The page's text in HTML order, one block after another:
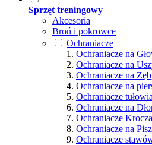
Sprzęt treningowy
Akcesoria
Broń i pokrowce
Ochraniacze
Ochraniacze na
Ochraniacze na
Ochraniacze na
Ochraniacze na
Ochraniacze tułowia
Ochraniacze na
Ochraniacze
Ochraniacze na
Ochraniacze